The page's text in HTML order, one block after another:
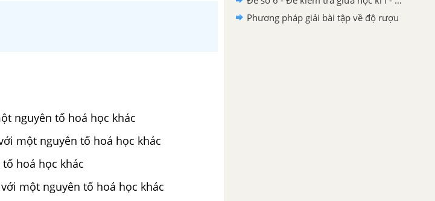
nguyên tố hoá học khác
một nguyên tố hoá học khác
hoá học khác
một nguyên tố hoá học khác
Phương pháp giải bài tập về độ rượu